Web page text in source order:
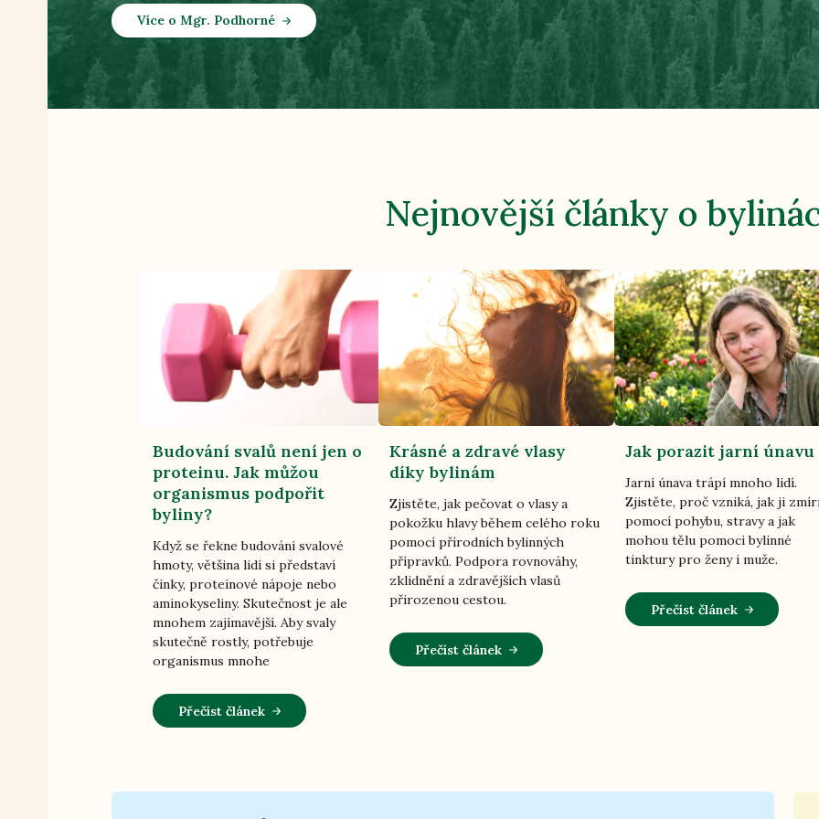
Více o Mgr. Podhorné
Nejnovější články o
Budování svalů není jen o
proteinu. Jak můžou
organismus podpořit
byliny?
Když se řekne budování svalové
hmoty, většina lidí si představí
činky, proteinové nápoje nebo
aminokyseliny. Skutečnost je ale
mnohem zajímavější. Aby svaly
skutečně rostly, potřebuje
organismus mnohe
Přečíst článek
Krásné a zdravé vlasy
díky bylinám
Zjistěte, jak pečovat o vlasy a
pokožku hlavy během celého roku
pomocí přírodních bylinných
přípravků. Podpora rovnováhy,
zklidnění a zdravějších vlasů
přirozenou cestou.
Přečíst článek
Jak porazit jarní únavu
Jarní únava trápí mnoho lidí.
Zjistěte, proč vzniká, jak ji
pomocí pohybu, stravy a jak
mohou tělu pomoci bylinné
tinktury pro ženy i muže.
Přečíst článek